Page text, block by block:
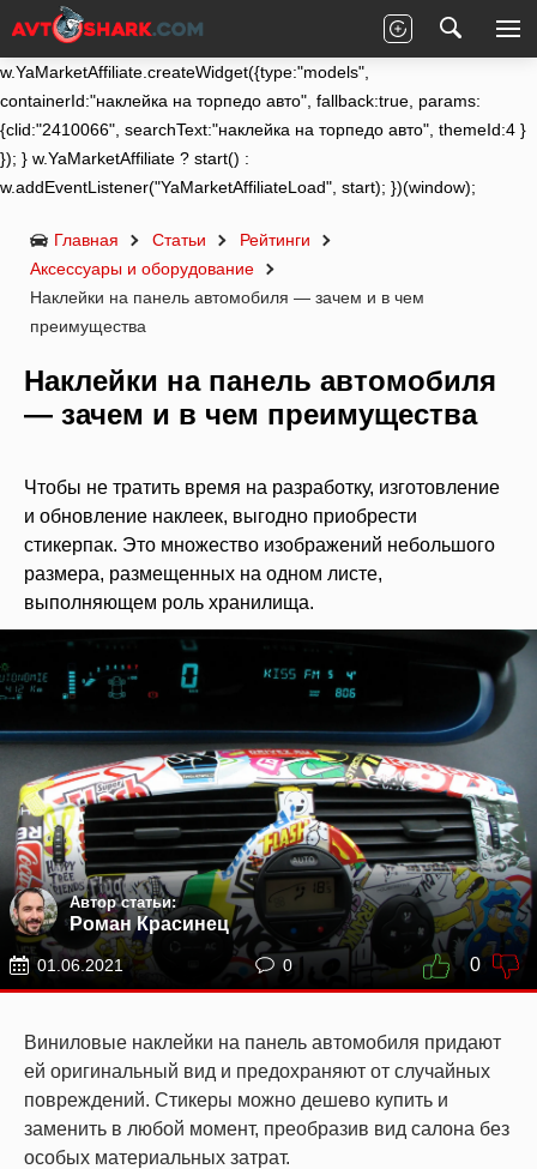
(function (w) { function start() {
w.removeEventListener("YaMarketAffiliateLoad", start);
w.YaMarketAffiliate.createWidget({type:"models",
containerId:"наклейка на торпедо авто", fallback:true, params:
{clid:"2410066", searchText:"наклейка на торпедо авто", themeId:4 }
}); } w.YaMarketAffiliate ? start() :
w.addEventListener("YaMarketAffiliateLoad", start); })(window);
Главная Статьи
Рейтинги
Аксессуары и оборудование
Наклейки на панель автомобиля — зачем и в чем
преимущества
Наклейки на панель автомобиля
— зачем и в чем преимущества
Чтобы не тратить время на разработку, изготовление
и обновление наклеек, выгодно приобрести
стикерпак. Это множество изображений небольшого
размера, размещенных на одном листе,
выполняющем роль хранилища.
Автор статьи:
Роман Красинец
01.06.2021 0 0
Виниловые наклейки на панель автомобиля придают
ей оригинальный вид и предохраняют от случайных
повреждений. Стикеры можно дешево купить и
заменить в любой момент, преобразив вид салона без
особых материальных затрат.